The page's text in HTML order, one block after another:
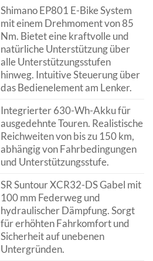
Shimano EP801 E-Bike System
mit einem Drehmoment von 85
Nm. Bietet eine kraftvolle und
natürliche Unterstützung über
alle Unterstützungsstufen
hinweg. Intuitive Steuerung über
das Bedienelement am Lenker.
Integrierter 630-Wh-Akku für
ausgedehnte Touren. Realistische
Reichweiten von bis zu 150 km,
abhängig von Fahrbedingungen
und Unterstützungsstufe.
SR Suntour XCR32-DS Gabel mit
100 mm Federweg und
hydraulischer Dämpfung. Sorgt
für erhöhten Fahrkomfort und
Sicherheit auf unebenen
Untergründen.